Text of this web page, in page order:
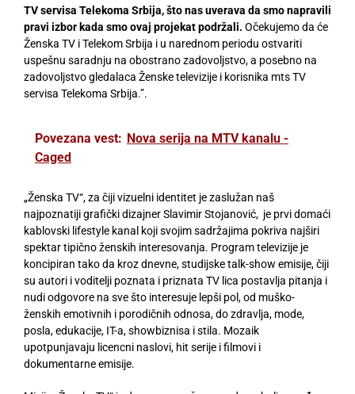
TV servisa Telekoma Srbija, što nas uverava da smo napravili
pravi izbor kada smo ovaj projekat podržali. Očekujemo da će
Ženska TV i Telekom Srbija i u narednom periodu ostvariti
uspešnu saradnju na obostrano zadovoljstvo, a posebno na
zadovoljstvo gledalaca Ženske televizije i korisnika mts TV
servisa Telekoma Srbija.”.
Povezana vest: Nova serija na MTV kanalu -
Caged
„Ženska TV“, za čiji vizuelni identitet je zaslužan naš
najpoznatiji grafički dizajner Slavimir Stojanović, je prvi domaći
kablovski lifestyle kanal koji svojim sadržajima pokriva najširi
spektar tipično ženskih interesovanja. Program televizije je
koncipiran tako da kroz dnevne, studijske talk-show emisije, čiji
su autori i voditelji poznata i priznata TV lica postavlja pitanja i
nudi odgovore na sve što interesuje lepši pol, od muško-
ženskih emotivnih i porodičnih odnosa, do zdravlja, mode,
posla, edukacije, IT-a, showbiznisa i stila. Mozaik
upotpunjavaju licencni naslovi, hit serije i filmovi i
dokumentarne emisije.